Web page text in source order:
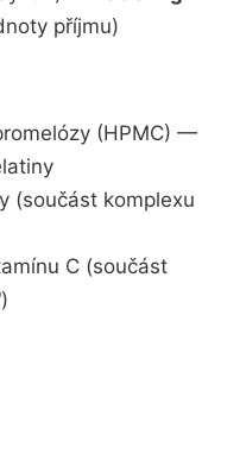
příjmu)
(HPMC) —
(součást komplexu
C (součást